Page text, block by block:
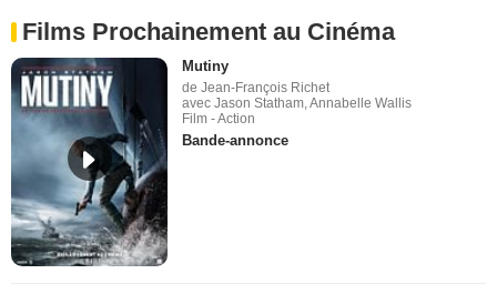
Films Prochainement au Cinéma
Mutiny
de Jean-François Richet
avec Jason Statham, Annabelle Wallis
Film - Action
Bande-annonce